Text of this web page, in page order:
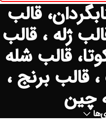
قالب
ژله ، قالب
قالب شله
قالب برنج ،
چین